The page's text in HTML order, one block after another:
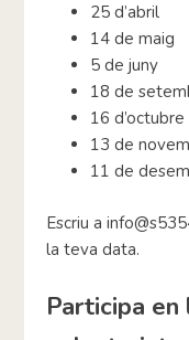
25 d’abril
14 de maig
5 de juny
18 de
16 d’octubre
13 de
11 de
Escriu a
la teva data.
Participa